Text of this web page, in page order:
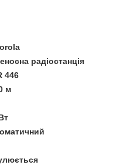
радіостанція
446
м